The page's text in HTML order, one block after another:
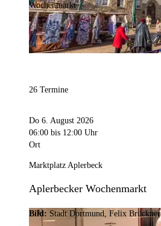
Wochenmarkt
26 Termine
Do 6. August 2026
06:00 bis 12:00 Uhr
Ort
Marktplatz Aplerbeck
Aplerbecker Wochenmarkt
Bild: Stadt Dortmund, Felix Brückner